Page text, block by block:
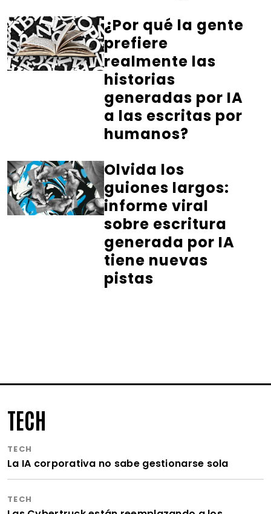
¿Por qué la gente
prefiere
realmente las
historias
generadas por IA
a las escritas por
humanos?
Olvida los
guiones largos:
informe viral
sobre escritura
generada por IA
tiene nuevas
pistas
TECH
TECH
La IA corporativa no sabe gestionarse sola
TECH